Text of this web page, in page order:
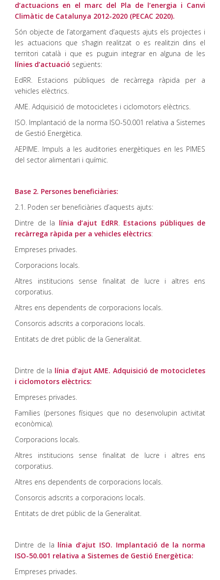
d’actuacions en el marc del Pla de l’energia i Canvi
Climàtic de Catalunya 2012-2020 (PECAC 2020).
Són objecte de l’atorgament d’aquests ajuts els projectes i
les actuacions que s’hagin realitzat o es realitzin dins el
territori català i que es puguin integrar en alguna de les
línies d’actuació següents:
EdRR. Estacions públiques de recàrrega ràpida per a
vehicles elèctrics.
AME. Adquisició de motocicletes i ciclomotors elèctrics.
ISO. Implantació de la norma ISO-50.001 relativa a Sistemes
de Gestió Energètica.
AEPIME. Impuls a les auditories energètiques en les PIMES
del sector alimentari i químic.
Base 2. Persones beneficiàries:
2.1. Poden ser beneficiàries d’aquests ajuts:
Dintre de la línia d’ajut EdRR. Estacions públiques de
recàrrega ràpida per a vehicles elèctrics:
Empreses privades.
Corporacions locals.
Altres institucions sense finalitat de lucre i altres ens
corporatius.
Altres ens dependents de corporacions locals.
Consorcis adscrits a corporacions locals.
Entitats de dret públic de la Generalitat.
Dintre de la línia d’ajut AME. Adquisició de motocicletes
i ciclomotors elèctrics:
Empreses privades.
Famílies (persones físiques que no desenvolupin activitat
econòmica).
Corporacions locals.
Altres institucions sense finalitat de lucre i altres ens
corporatius.
Altres ens dependents de corporacions locals.
Consorcis adscrits a corporacions locals.
Entitats de dret públic de la Generalitat.
Dintre de la línia d’ajut ISO. Implantació de la norma
ISO-50.001 relativa a Sistemes de Gestió Energètica:
Empreses privades.